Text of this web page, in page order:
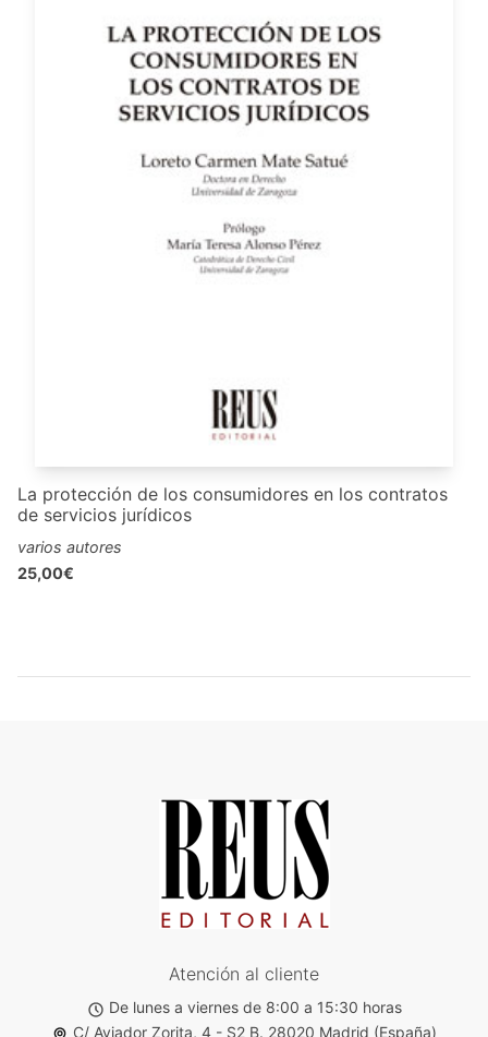
La protección de los consumidores en los contratos
de servicios jurídicos
varios autores
25,00€
Atención al cliente
De lunes a viernes de 8:00 a 15:30 horas
C/ Aviador Zorita, 4 - S2 B. 28020 Madrid (España)